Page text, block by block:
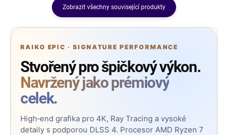
Zobrazit všechny související produkty
RAIKO EPIC · SIGNATURE PERFORMANCE
Stvořený pro špičkový výkon.
Navržený jako prémiový
celek.
High‑end grafika pro 4K, Ray Tracing a vysoké
detaily s podporou DLSS 4. Procesor AMD Ryzen 7